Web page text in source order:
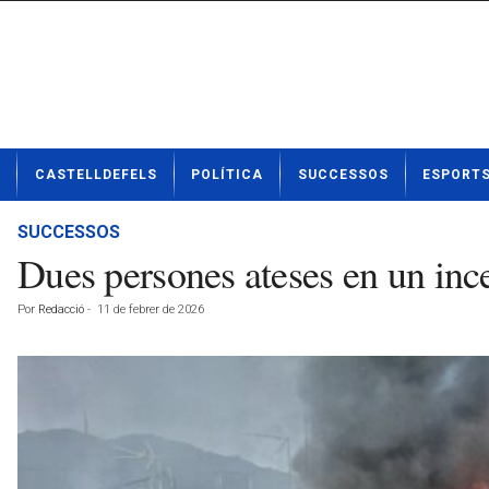
t
CASTELLDEFELS POLÍTICA SUCCESSOS ESPORTS
SUCCESSOS
Dues persones ateses en un
Por Redacció - 11 de febrer de 2026